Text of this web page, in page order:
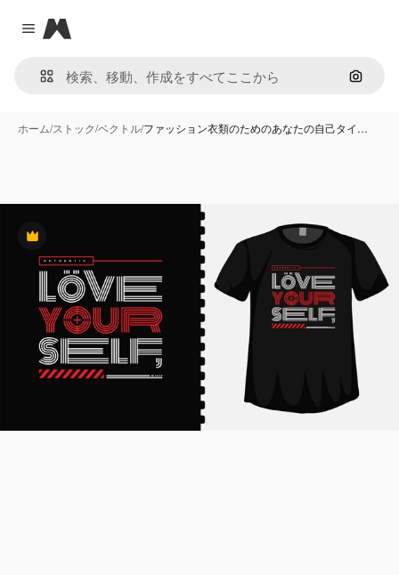
Close menu
Magnific
画像で
ホーム/ストック/ベクトル/ファッション衣類のためのあなたの自己タイ…
Premium